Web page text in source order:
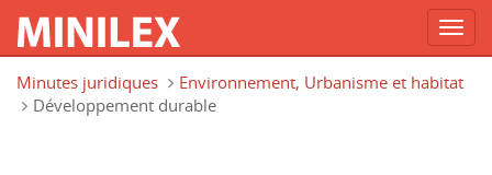
Minutes juridiques
Environnement, Urbanisme et habitat
Développement durable